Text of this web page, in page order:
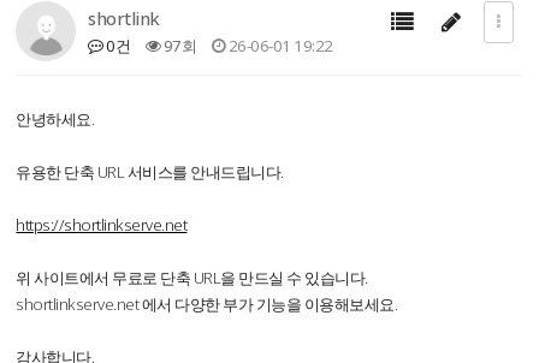
shortlink
0건 97회 26-06-01 19:22
안녕하세요.
유용한 단축 URL 서비스를 안내드립니다.
https://shortlinkserve.net
위 사이트에서 무료로 단축 URL을 만드실 수 있습니다.
shortlinkserve.net 에서 다양한 부가 기능을 이용해보세요.
감사합니다.